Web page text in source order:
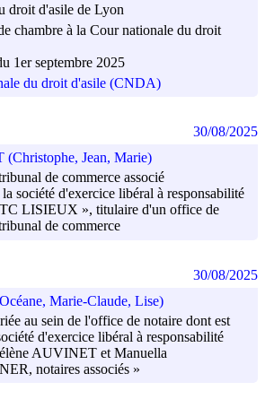
droit d'asile de Lyon
chambre à la Cour nationale du droit
1er septembre 2025
du droit d'asile (CNDA)
Jean, Marie)
de commerce associé
société d'exercice libéral à responsabilité
LISIEUX », titulaire d'un office de
de commerce
30/08/2025
Marie-Claude, Lise)
au sein de l'office de notaire dont est
d'exercice libéral à responsabilité
AUVINET et Manuella
notaires associés »
30/08/2025